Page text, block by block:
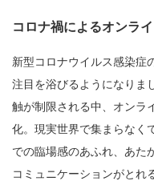
コロナ禍によるオンラ
新型コロナウイルス感染症
注目を浴びるようになりま
触が制限される中、オンラ
化。現実世界で集まらなく
での臨場感のあふれ、あた
コミュニケーションがとれ